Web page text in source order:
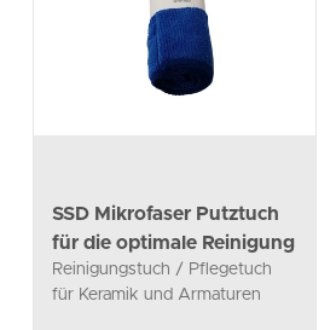
SSD Mikrofaser Putztuch
für die optimale Reinigung
Reinigungstuch / Pflegetuch
für Keramik und Armaturen